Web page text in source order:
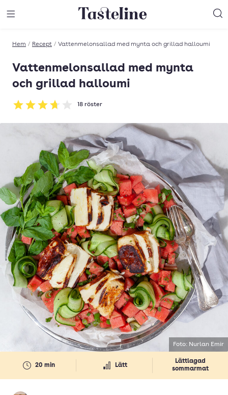
Till Tastelines startsida
Hem / Recept / Vattenmelonsallad med mynta och grillad halloumi
Vattenmelonsallad med mynta
och grillad halloumi
Betyg: 3.72 av 5
18 röster
20 min Lätt
Lättlagad
sommarmat
Foto: Nurlan Emir